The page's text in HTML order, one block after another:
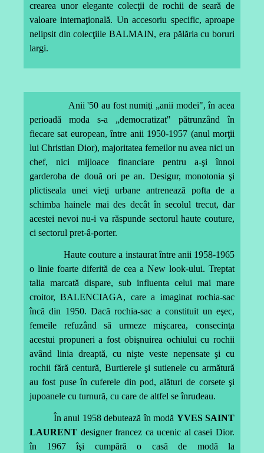
crearea unor elegante colecţii de rochii de seară de
valoare internaţională. Un accesoriu specific, aproape
nelipsit din colecţiile BALMAIN, era pălăria cu boruri
largi.
Anii '50 au fost numiţi „anii modei", în acea
perioadă moda s-a „democratizat" pătrunzând în
fiecare sat european, între anii 1950-1957 (anul morţii
lui Christian Dior), majoritatea femeilor nu avea nici un
chef, nici mijloace financiare pentru a-şi înnoi
garderoba de două ori pe an. Desigur, monotonia şi
plictiseala unei vieţi urbane antrenează pofta de a
schimba hainele mai des decât în secolul trecut, dar
acestei nevoi nu-i va răspunde sectorul haute couture,
ci sectorul pret-â-porter.
Haute couture a instaurat între anii 1958-1965
o linie foarte diferită de cea a New look-ului. Treptat
talia marcată dispare, sub influenta celui mai mare
croitor, BALENCIAGA, care a imaginat rochia-sac
încă din 1950. Dacă rochia-sac a constituit un eşec,
femeile refuzând să urmeze mişcarea, consecinţa
acestui propuneri a fost obişnuirea ochiului cu rochii
având linia dreaptă, cu nişte veste nepensate şi cu
rochii fără centură, Burtierele şi sutienele cu armătură
au fost puse în cuferele din pod, alături de corsete şi
jupoanele cu turnură, cu care de altfel se înrudeau.
În anul 1958 debutează în modă YVES SAINT
LAURENT designer francez ca ucenic al casei Dior.
în 1967 îşi cumpără o casă de modă la